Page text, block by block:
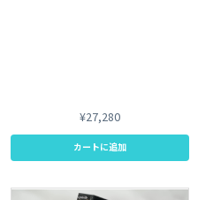
¥27,280
カートに追加